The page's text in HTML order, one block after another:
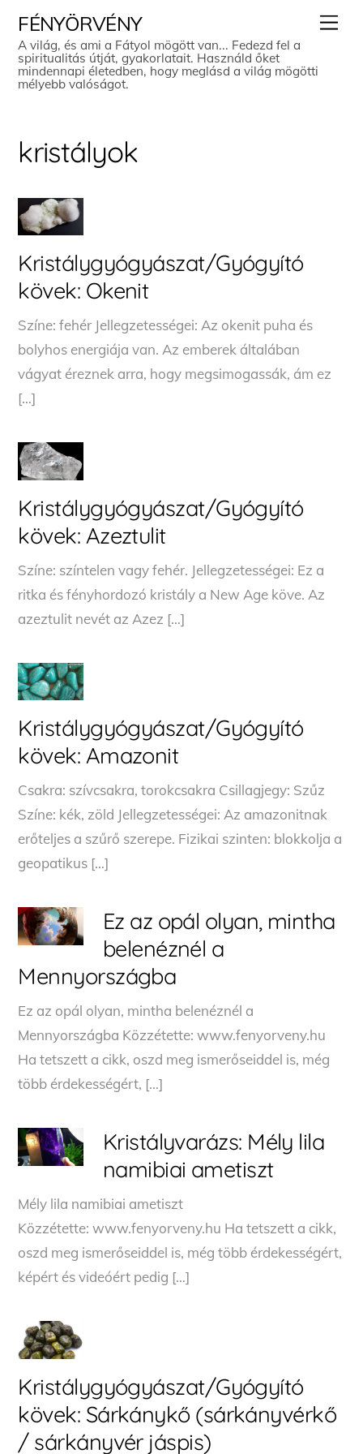
content
FÉNYÖRVÉNY
A világ, és ami a Fátyol mögött van... Fedezd fel a
spiritualitás útját, gyakorlatait. Használd őket
mindennapi életedben, hogy meglásd a világ mögötti
mélyebb valóságot.
kristályok
Kristálygyógyászat/Gyógyító
kövek: Okenit
Színe: fehér Jellegzetességei: Az okenit puha és
bolyhos energiája van. Az emberek általában
vágyat éreznek arra, hogy megsimogassák, ám ez
[…]
Kristálygyógyászat/Gyógyító
kövek: Azeztulit
Színe: színtelen vagy fehér. Jellegzetességei: Ez a
ritka és fényhordozó kristály a New Age köve. Az
azeztulit nevét az Azez […]
Kristálygyógyászat/Gyógyító
kövek: Amazonit
Csakra: szívcsakra, torokcsakra Csillagjegy: Szűz
Színe: kék, zöld Jellegzetességei: Az amazonitnak
erőteljes a szűrő szerepe. Fizikai szinten: blokkolja a
geopatikus […]
Ez az opál olyan, mintha
belenéznél a
Mennyországba
Ez az opál olyan, mintha belenéznél a
Mennyországba Közzétette: www.fenyorveny.hu
Ha tetszett a cikk, oszd meg ismerőseiddel is, még
több érdekességért, […]
Kristályvarázs: Mély lila
namibiai ametiszt
Mély lila namibiai ametiszt
Közzétette: www.fenyorveny.hu Ha tetszett a cikk,
oszd meg ismerőseiddel is, még több érdekességért,
képért és videóért pedig […]
Kristálygyógyászat/Gyógyító
kövek: Sárkánykő (sárkányvérkő
/ sárkányvér jáspis)